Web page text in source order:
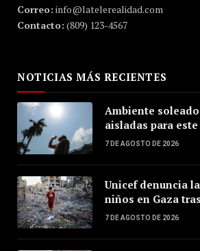
Correo: info@latelerealidad.com
Contacto: (809) 123-4567
NOTICIAS MÁS RECIENTES
Ambiente
aisladas para
7 DE AGOSTO DE 2026
Unicef denuncia
niños en Gaza
7 DE AGOSTO DE 2026